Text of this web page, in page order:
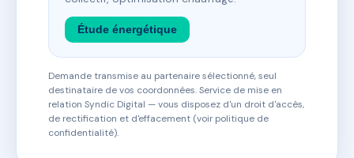
Étude énergétique
Demande transmise au partenaire sélectionné, seul
destinataire de vos coordonnées. Service de mise en
relation Syndic Digital — vous disposez d'un droit d'accès,
de rectification et d'effacement (voir politique de
confidentialité).